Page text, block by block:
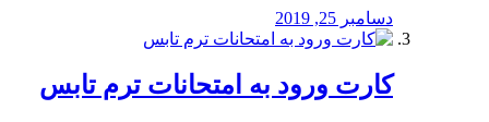
دسامبر 25, 2019
کارت ورود به امتحانات ترم تابس